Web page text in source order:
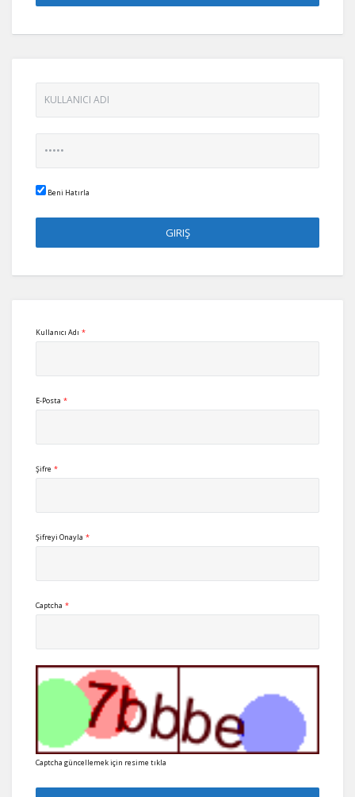
Beni Hatırla
Kullanıcı Adı *
E-Posta *
Şifre *
Şifreyi Onayla *
Captcha *
Captcha güncellemek için resime tıkla